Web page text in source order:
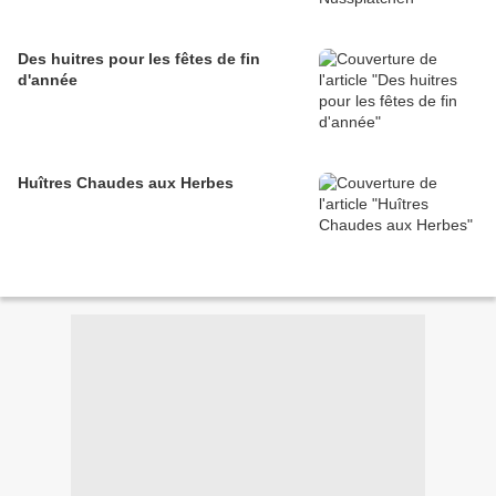
Des huitres pour les fêtes de fin
d'année
Huîtres Chaudes aux Herbes